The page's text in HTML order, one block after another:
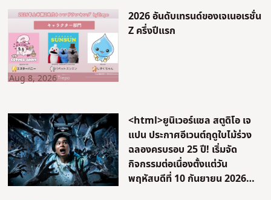
2026 อันดับเทรนด์ของเจเนอเรชั่น
Z ครึ่งปีแรก
Aug 8, 2026
<html>ยูนิเวอร์แซล สตูดิโอ เจ
แปน ประกาศอีเวนต์ฤดูใบไม้ร่วง
ฉลองครบรอบ 25 ปี! เริ่มจัด
กิจกรรมต่อเนื่องตั้งแต่วัน
พฤหัสบดีที่ 10 กันยายน 2026